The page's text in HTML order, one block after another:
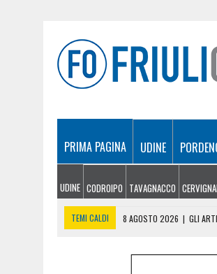
PRIMA PAGINA UDINE
UDINE CODROIPO TAVAGNACCO
TEMI CALDI 8 AGOSTO 2026 | GLI